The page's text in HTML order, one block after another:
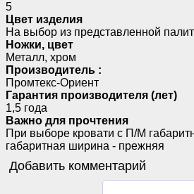
5
Цвет изделия
На выбор из представленной
Ножки, цвет
Металл, хром
Производитель :
Промтекс-Ориент
Гарантия производителя (лет)
1,5 года
Важно для прочтения
При выборе кровати с П/М
габаритная ширина - прежняя
Добавить комментарий